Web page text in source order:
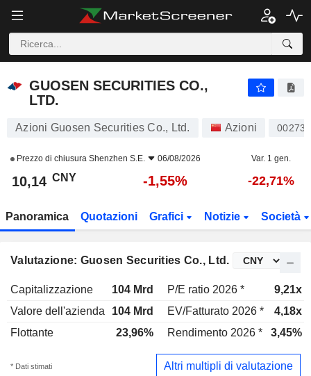
GUOSEN SECURITIES CO.,
LTD.
Azioni Guosen Securities Co., Ltd. Azioni 002736
Prezzo di chiusura Shenzhen S.E. 06/08/2026 Var. 1 gen.
10,14 CNY -1,55% -22,71%
Panoramica Quotazioni Grafici Notizie Società
Valutazione: Guosen Securities Co., Ltd.
Capitalizzazione 104 Mrd P/E ratio 2026 *
9,21x
Valore dell'azienda
104 Mrd EV/Fatturato 2026 *
4,18x
Flottante
23,96% Rendimento 2026 * 3,45%
* Dati stimati Altri multipli di valutazione